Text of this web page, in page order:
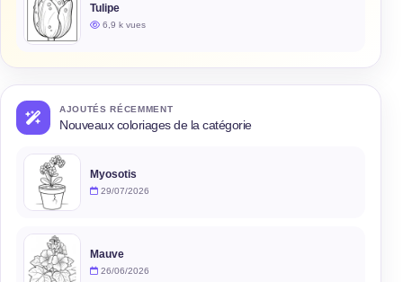
Tulipe
6,9 k vues
AJOUTÉS RÉCEMMENT
Nouveaux coloriages de la catégorie
Myosotis
29/07/2026
Mauve
26/06/2026